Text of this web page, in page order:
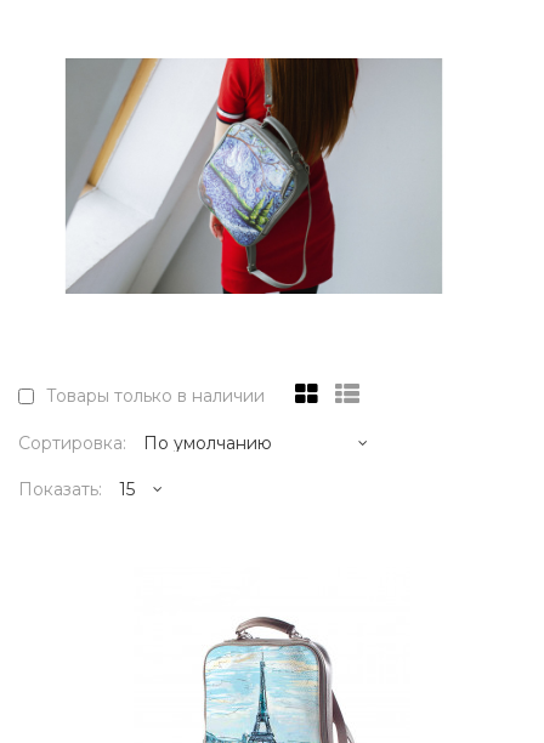
Товары только в наличии
Сортировка:
Показать: